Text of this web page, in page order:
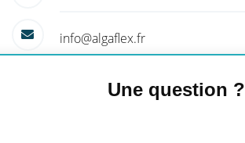
Une question ?
info@algaflex.fr